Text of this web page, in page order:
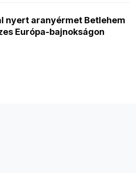
nyert aranyérmet Betlehem
Európa-bajnokságon